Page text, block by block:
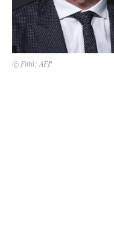
© Fotó: AFP